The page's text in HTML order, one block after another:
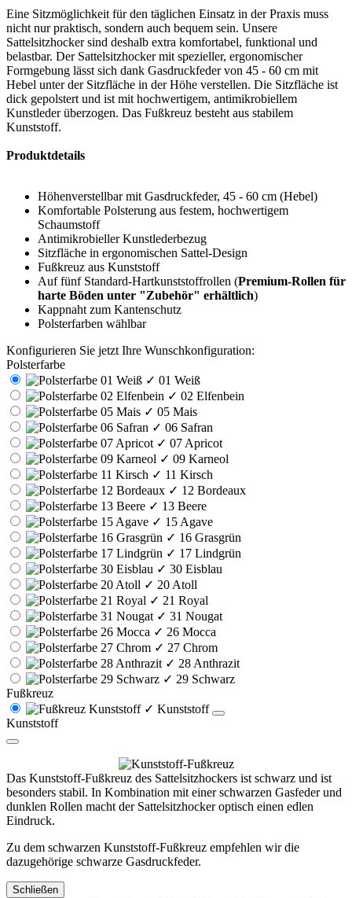
Eine Sitzmöglichkeit für den täglichen Einsatz in der Praxis muss
nicht nur praktisch, sondern auch bequem sein. Unsere
Sattelsitzhocker sind deshalb extra komfortabel, funktional und
belastbar. Der Sattelsitzhocker mit spezieller, ergonomischer
Formgebung lässt sich dank Gasdruckfeder von 45 - 60 cm mit
Hebel unter der Sitzfläche in der Höhe verstellen. Die Sitzfläche ist
dick gepolstert und ist mit hochwertigem, antimikrobiellem
Kunstleder überzogen. Das Fußkreuz besteht aus stabilem
Kunststoff.
Produktdetails
Höhenverstellbar mit Gasdruckfeder, 45 - 60 cm (Hebel)
Komfortable Polsterung aus festem, hochwertigem
Schaumstoff
Antimikrobieller Kunstlederbezug
Sitzfläche in ergonomischen Sattel-Design
Fußkreuz aus Kunststoff
Auf fünf Standard-Hartkunststoffrollen (Premium-Rollen für
harte Böden unter "Zubehör" erhältlich)
Kappnaht zum Kantenschutz
Polsterfarben wählbar
Konfigurieren Sie jetzt Ihre Wunschkonfiguration:
Polsterfarbe
✓ 01 Weiß
✓ 02 Elfenbein
✓ 05 Mais
✓ 06 Safran
✓ 07 Apricot
✓ 09 Karneol
✓ 11 Kirsch
✓ 12 Bordeaux
✓ 13 Beere
✓ 15 Agave
✓ 16 Grasgrün
✓ 17 Lindgrün
✓ 30 Eisblau
✓ 20 Atoll
✓ 21 Royal
✓ 31 Nougat
✓ 26 Mocca
✓ 27 Chrom
✓ 28 Anthrazit
✓ 29 Schwarz
Fußkreuz
✓ Kunststoff
Kunststoff
Das Kunststoff-Fußkreuz des Sattelsitzhockers ist schwarz und ist
besonders stabil. In Kombination mit einer schwarzen Gasfeder und
dunklen Rollen macht der Sattelsitzhocker optisch einen edlen
Eindruck.
Zu dem schwarzen Kunststoff-Fußkreuz empfehlen wir die
dazugehörige schwarze Gasdruckfeder.
Schließen